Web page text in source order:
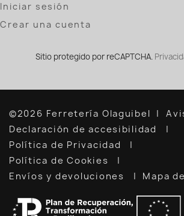
Iniciar sesión
Crear una cuenta
Sitio protegido por reCAPTCHA.
©2026 Ferretería Olaguibel
Declaración de accesibilidad
Política de Privacidad
Política de Cookies
Envíos y devoluciones
Mapa